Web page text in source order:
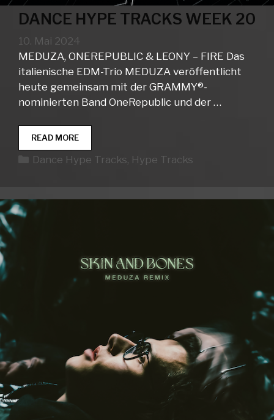
DANCE HYPE TRACKS WEEK 20
10. Mai 2024
MEDUZA, ONEREPUBLIC & LEONY – FIRE Das
italienische EDM-Trio MEDUZA veröffentlicht
heute gemeinsam mit der GRAMMY®-
nominierten Band OneRepublic und der …
READ MOREDANCE
HYPE
TRACKS
Kategorien
Dance Hype Tracks, Hype Tracks